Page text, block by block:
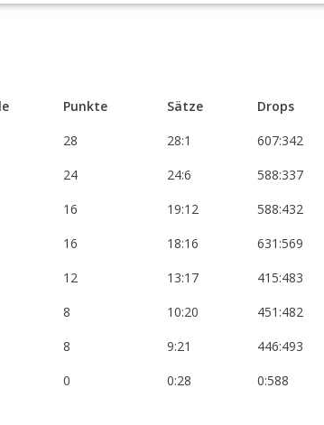
Punkte Sätze
Drops
28 28:1
607:342
24 24:6
588:337
16 19:12
588:432
16 18:16
631:569
12 13:17
415:483
8 10:20
451:482
8 9:21
446:493
0 0:28 0:588